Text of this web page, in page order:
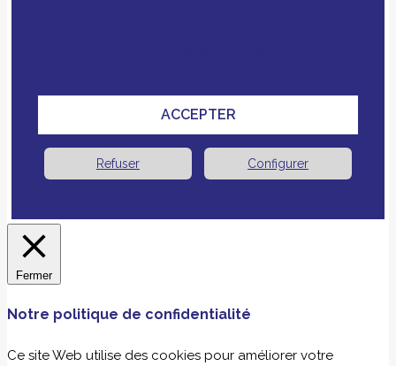
ACCEPTER
Refuser Configurer
Fermer
Notre politique de confidentialité
Ce site Web utilise des cookies pour améliorer votre